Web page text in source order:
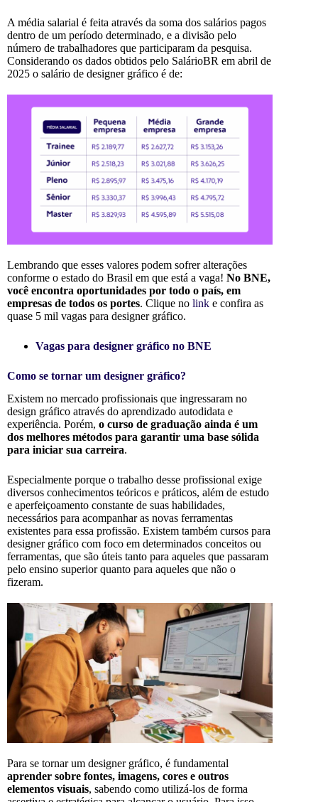
A média salarial é feita através da soma dos salários pagos
dentro de um período determinado, e a divisão pelo
número de trabalhadores que participaram da pesquisa.
Considerando os dados obtidos pelo SalárioBR em abril de
2025 o salário de designer gráfico é de:
Lembrando que esses valores podem sofrer alterações
conforme o estado do Brasil em que está a vaga! No BNE,
você encontra oportunidades por todo o país, em
empresas de todos os portes. Clique no link e confira as
quase 5 mil vagas para designer gráfico.
Vagas para designer gráfico no BNE
Como se tornar um designer gráfico?
Existem no mercado profissionais que ingressaram no
design gráfico através do aprendizado autodidata e
experiência. Porém, o curso de graduação ainda é um
dos melhores métodos para garantir uma base sólida
para iniciar sua carreira.
Especialmente porque o trabalho desse profissional exige
diversos conhecimentos teóricos e práticos, além de estudo
e aperfeiçoamento constante de suas habilidades,
necessários para acompanhar as novas ferramentas
existentes para essa profissão. Existem também cursos para
designer gráfico com foco em determinados conceitos ou
ferramentas, que são úteis tanto para aqueles que passaram
pelo ensino superior quanto para aqueles que não o
fizeram.
Para se tornar um designer gráfico, é fundamental
aprender sobre fontes, imagens, cores e outros
elementos visuais, sabendo como utilizá-los de forma